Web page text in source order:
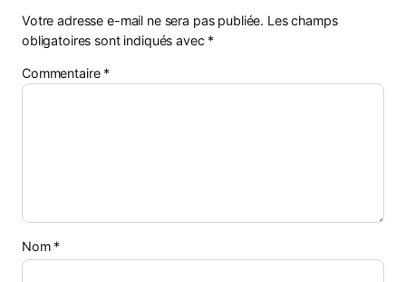
Votre adresse e-mail ne sera pas publiée. Les champs
obligatoires sont indiqués avec *
Commentaire *
Nom *